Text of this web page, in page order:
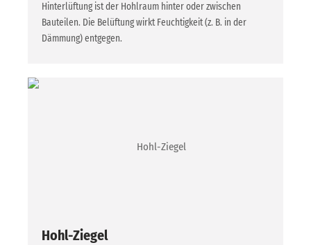
Hinterlüftung ist der Hohlraum hinter oder zwischen
Bauteilen. Die Belüftung wirkt Feuchtigkeit (z. B. in der
Dämmung) entgegen.
Hohl-Ziegel